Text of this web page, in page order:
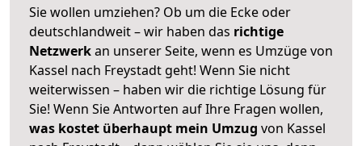
Sie wollen umziehen? Ob um die Ecke oder
deutschlandweit – wir haben das richtige
Netzwerkan unserer Seite, wenn es Umzüge von
Kassel nach Freystadt geht! Wenn Sie nicht
weiterwissen – haben wir die richtige Lösung für
Sie! Wenn Sie Antworten auf Ihre Fragen wollen,
was kostet überhaupt mein Umzug von Kassel